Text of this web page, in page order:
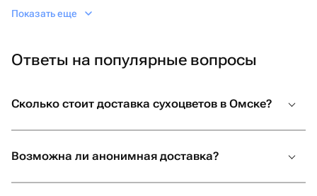
каталоге — товары от локальных флористов:
охапки. Сухоцветы не осыпаются и сохраняют форму
Большой ассортимент сухоцветов в
Омске
В каталоге Флаувау есть разнообразные композиции
Показать еще
Ответы на популярные вопросы
Сколько стоит доставка сухоцветов в Омске?
Возможна ли анонимная доставка?